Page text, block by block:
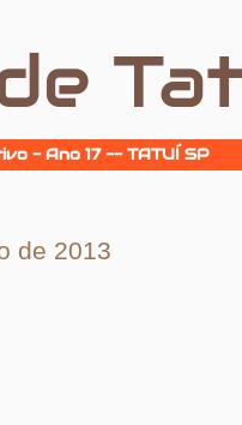
- Ano 17 -- TATUÍ SP
de 2013